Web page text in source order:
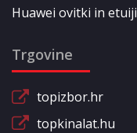
Huawei ovitki in etuiji
Trgovine
topizbor.hr
topkinalat.hu